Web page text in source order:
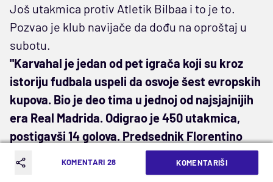
Još utakmica protiv Atletik Bilbaa i to je to.
Pozvao je klub navijače da dođu na oproštaj u
subotu.
"Karvahal je jedan od pet igrača koji su kroz
istoriju fudbala uspeli da osvoje šest evropskih
kupova. Bio je deo tima u jednoj od najsjajnijih
era Real Madrida. Odigrao je 450 utakmica,
postigavši 14 golova. Predsednik Florentino
Perez je rekao da je Dani Karvahal legenda i
simbol Real Madrida i naše omladinske škole.
KOMENTARI 28 KOMENTARIŠI